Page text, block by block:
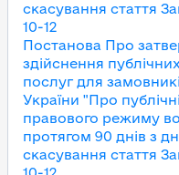
скасування стаття
10-12
Постанова Про
здійснення
послуг для
України "Про
правового режиму
протягом 90 днів з
скасування стаття